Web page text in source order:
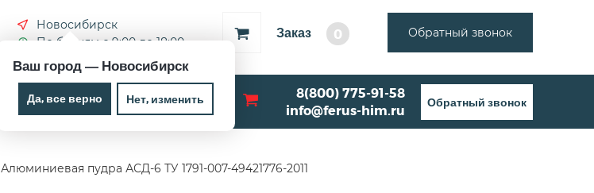
Новосибирск
Ваш город — Новосибирск
Да, все верно Нет, изменить
По будням с 9:00 до 18:00
Заказ 0 Обратный звонок
Новости Контакты
8(800) 775-91-58
info@ferus-him.ru
Обратный звонок
Алюминиевая пудра АСД-6 ТУ 1791-007-49421776-2011